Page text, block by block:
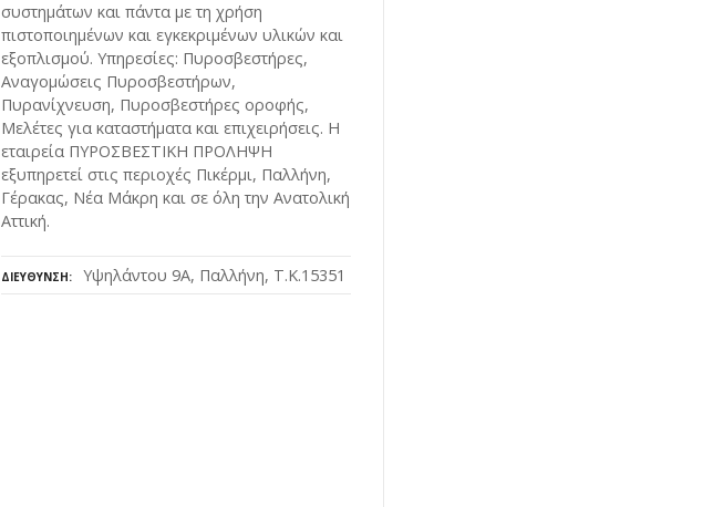
συστημάτων και πάντα με τη χρήση
πιστοποιημένων και εγκεκριμένων υλικών και
εξοπλισμού. Υπηρεσίες: Πυροσβεστήρες,
Αναγομώσεις Πυροσβεστήρων,
Πυρανίχνευση, Πυροσβεστήρες οροφής,
Μελέτες για καταστήματα και επιχειρήσεις. Η
εταιρεία ΠΥΡΟΣΒΕΣΤΙΚΗ ΠΡΟΛΗΨΗ
εξυπηρετεί στις περιοχές Πικέρμι, Παλλήνη,
Γέρακας, Νέα Μάκρη και σε όλη την Ανατολική
Αττική.
ΔΙΕΎΘΥΝΣΗ Υψηλάντου 9Α, Παλλήνη, Τ.Κ.15351